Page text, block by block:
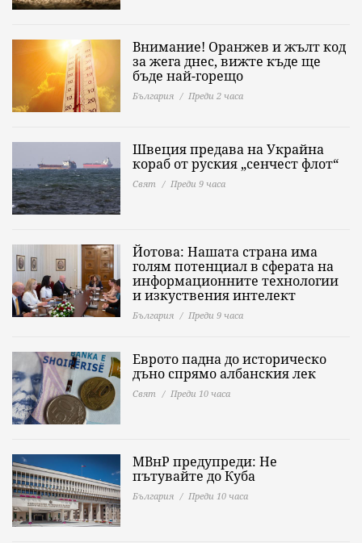
Внимание! Оранжев и жълт код
за жега днес, вижте къде ще
бъде най-горещо
България Преди 2 часа
Швеция предава на Украйна
кораб от руския „сенчест флот“
Свят Преди 9 часа
Йотова: Нашата страна има
голям потенциал в сферата на
информационните технологии
и изкуствения интелект
България Преди 9 часа
Еврото падна до историческо
дъно спрямо албанския лек
Свят Преди 10 часа
МВнР предупреди: Не
пътувайте до Куба
България Преди 10 часа